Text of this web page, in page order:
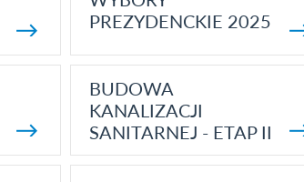
PREZYDENCKIE 2025
BUDOWA
KANALIZACJI
SANITARNEJ - ETAP II